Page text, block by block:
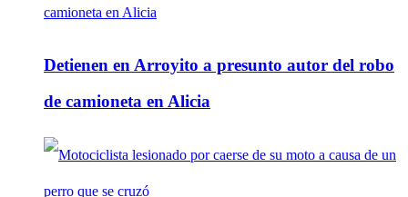
Detienen en Arroyito a presunto autor del robo
de camioneta en Alicia